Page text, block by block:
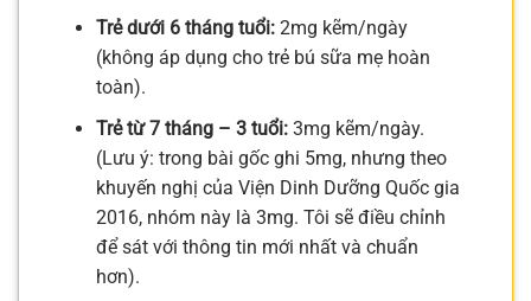
Trẻ dưới 6 tháng tuổi:2mg kẽm/ngày
(không áp dụng cho trẻ bú sữa mẹ hoàn
toàn).
Trẻ từ 7 tháng – 3 tuổi:3mg kẽm/ngày.
(Lưu ý: trong bài gốc ghi 5mg, nhưng theo
khuyến nghị của Viện Dinh Dưỡng Quốc gia
2016, nhóm này là 3mg. Tôi sẽ điều chỉnh
để sát với thông tin mới nhất và chuẩn
hơn).